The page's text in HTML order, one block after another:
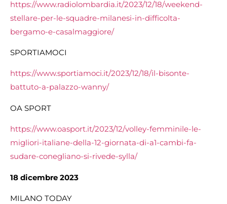
https://www.radiolombardia.it/2023/12/18/weekend-
stellare-per-le-squadre-milanesi-in-difficolta-
bergamo-e-casalmaggiore/
SPORTIAMOCI
https://www.sportiamoci.it/2023/12/18/il-bisonte-
battuto-a-palazzo-wanny/
OA SPORT
https://www.oasport.it/2023/12/volley-femminile-le-
migliori-italiane-della-12-giornata-di-a1-cambi-fa-
sudare-conegliano-si-rivede-sylla/
18 dicembre 2023
MILANO TODAY